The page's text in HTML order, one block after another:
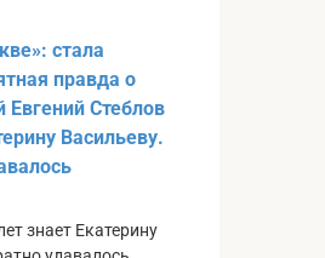
стала
правда о
Стеблов
Васильеву.
знает Екатерину